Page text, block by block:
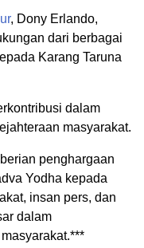
, Dony Erlando,
dari berbagai
Karang Taruna
dalam
masyarakat.
penghargaan
Yodha kepada
insan pers, dan
dalam
masyarakat.***